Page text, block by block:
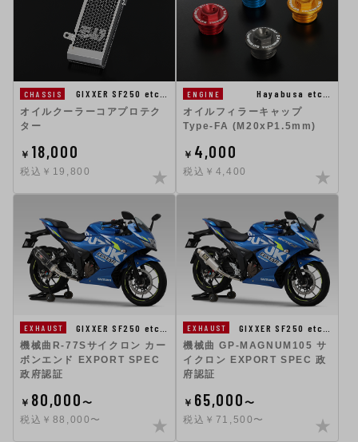
CHASSIS
GIXXER SF250 etc…
オイルクーラーコアプロテク
ター
￥ 18,000
税込￥19,800
ENGINE
Hayabusa etc…
オイルフィラーキャップ
Type-FA (M20xP1.5mm)
￥ 4,000
税込￥4,400
EXHAUST
GIXXER SF250 etc…
機械曲R-77Sサイクロン カー
ボンエンド EXPORT SPEC
政府認証
￥ 80,000〜
税込￥88,000〜
EXHAUST
GIXXER SF250 etc…
機械曲 GP-MAGNUM105 サ
イクロン EXPORT SPEC 政
府認証
￥ 65,000〜
税込￥71,500〜